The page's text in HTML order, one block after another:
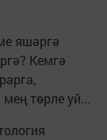
яшәргә
Кемгә
төрле уй...